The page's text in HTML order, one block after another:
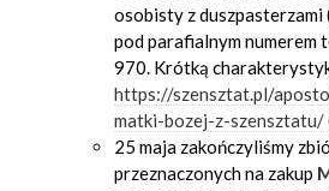
osobisty z duszpasterzami
pod parafialnym
970. Krótką
https://szensztat.pl/
matki-bozej-z-szensztatu/
25 maja zakończyliśmy
przeznaczonych na zakup